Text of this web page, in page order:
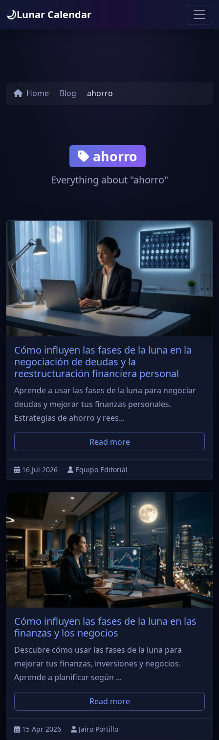
🌙Lunar Calendar
Home Blog ahorro
ahorro
Everything about "ahorro"
Cómo influyen las fases de la luna en la
negociación de deudas y la
reestructuración financiera personal
Aprende a usar las fases de la luna para negociar
deudas y mejorar tus finanzas personales.
Estrategias de ahorro y rees...
Read more
16 Jul 2026 Equipo Editorial
Cómo influyen las fases de la luna en las
finanzas y los negocios
Descubre cómo usar las fases de la luna para
mejorar tus finanzas, inversiones y negocios.
Aprende a planificar según ...
Read more
15 Apr 2026 Jairo Portillo